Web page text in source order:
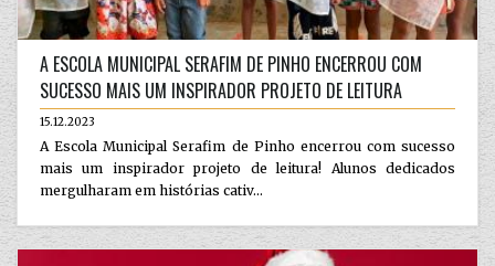
A ESCOLA MUNICIPAL SERAFIM DE PINHO ENCERROU COM
SUCESSO MAIS UM INSPIRADOR PROJETO DE LEITURA
15.12.2023
A Escola Municipal Serafim de Pinho encerrou com sucesso
mais um inspirador projeto de leitura! Alunos dedicados
mergulharam em histórias cativ...